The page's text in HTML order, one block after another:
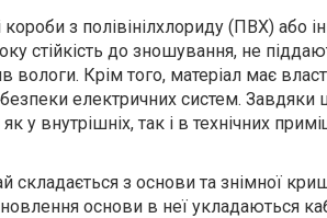
з полівінілхлориду (ПВХ) або
стійкість до зношування, не
вологи. Крім того, матеріал має
електричних систем. Завдяки
у внутрішніх, так і в технічних
складається з основи та знімної
основи в неї укладаються